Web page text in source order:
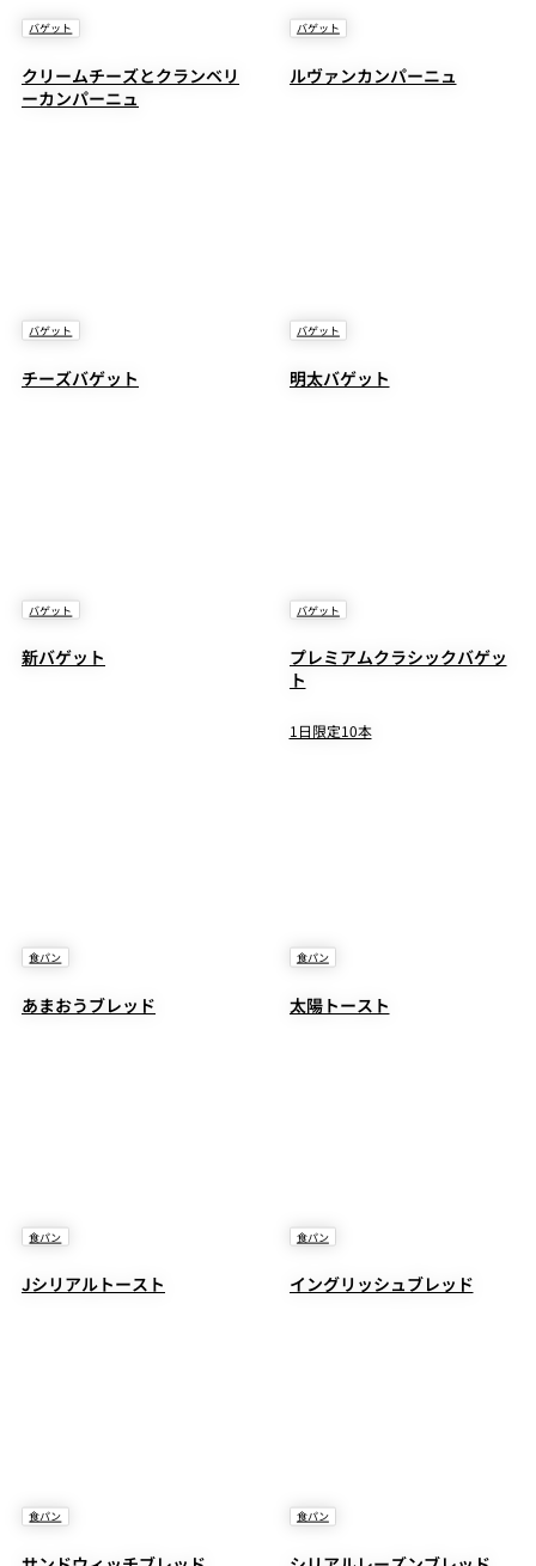
バゲット
クリームチーズとクランベリ
ーカンパーニュ
バゲット
ルヴァンカンパーニュ
バゲット
チーズバゲット
バゲット
明太バゲット
バゲット
新バゲット
バゲット
プレミアムクラシックバゲッ
ト
1日限定10本
食パン
あまおうブレッド
食パン
太陽トースト
食パン
Jシリアルトースト
食パン
イングリッシュブレッド
食パン 食パン